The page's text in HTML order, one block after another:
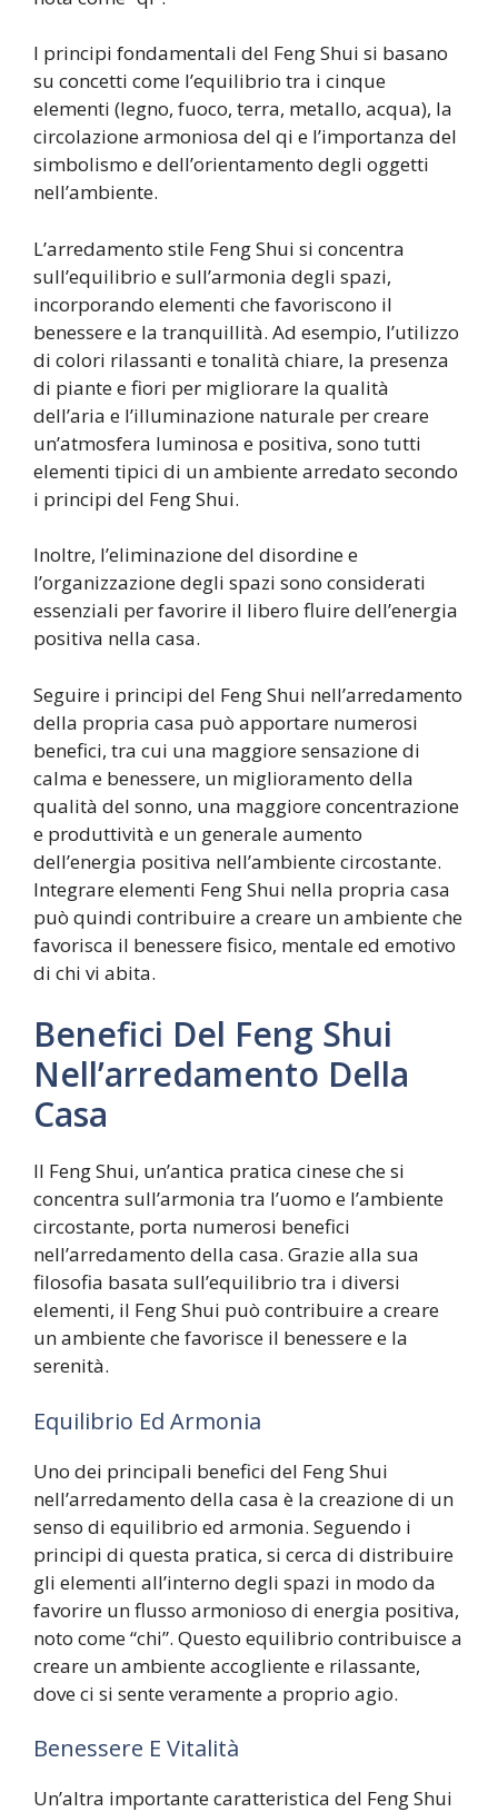
I principi fondamentali del Feng Shui si basano
su concetti come l’equilibrio tra i cinque
elementi (legno, fuoco, terra, metallo, acqua), la
circolazione armoniosa del qi e l’importanza del
simbolismo e dell’orientamento degli oggetti
nell’ambiente.
L’arredamento stile Feng Shui si concentra
sull’equilibrio e sull’armonia degli spazi,
incorporando elementi che favoriscono il
benessere e la tranquillità. Ad esempio, l’utilizzo
di colori rilassanti e tonalità chiare, la presenza
di piante e fiori per migliorare la qualità
dell’aria e l’illuminazione naturale per creare
un’atmosfera luminosa e positiva, sono tutti
elementi tipici di un ambiente arredato secondo
i principi del Feng Shui.
Inoltre, l’eliminazione del disordine e
l’organizzazione degli spazi sono considerati
essenziali per favorire il libero fluire dell’energia
positiva nella casa.
Seguire i principi del Feng Shui nell’arredamento
della propria casa può apportare numerosi
benefici, tra cui una maggiore sensazione di
calma e benessere, un miglioramento della
qualità del sonno, una maggiore concentrazione
e produttività e un generale aumento
dell’energia positiva nell’ambiente circostante.
Integrare elementi Feng Shui nella propria casa
può quindi contribuire a creare un ambiente che
favorisca il benessere fisico, mentale ed emotivo
di chi vi abita.
Benefici Del Feng Shui
Nell’arredamento Della
Casa
Il Feng Shui, un’antica pratica cinese che si
concentra sull’armonia tra l’uomo e l’ambiente
circostante, porta numerosi benefici
nell’arredamento della casa. Grazie alla sua
filosofia basata sull’equilibrio tra i diversi
elementi, il Feng Shui può contribuire a creare
un ambiente che favorisce il benessere e la
serenità.
Equilibrio Ed Armonia
Uno dei principali benefici del Feng Shui
nell’arredamento della casa è la creazione di un
senso di equilibrio ed armonia. Seguendo i
principi di questa pratica, si cerca di distribuire
gli elementi all’interno degli spazi in modo da
favorire un flusso armonioso di energia positiva,
noto come “chi”. Questo equilibrio contribuisce a
creare un ambiente accogliente e rilassante,
dove ci si sente veramente a proprio agio.
Benessere E Vitalità
Un’altra importante caratteristica del Feng Shui